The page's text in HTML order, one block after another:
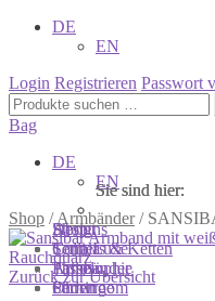
DE
EN
Login Registrieren Passwort
Suchen
nach:
Bag
DE
EN
Shop /Armbänder/
Zurück zur Übersicht
Sie sind hier:
Shop
Colliers & Ketten
Armbänder
Ohrringe
Sie sind hier:
Designs
Terra Luxe
Tasseln
Perlen
Sie sind hier:
About
Sonnia
Philosophie
Showroom